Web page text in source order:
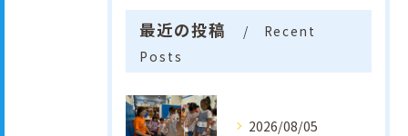
最近の投稿
Recent
Posts
2026/08/05